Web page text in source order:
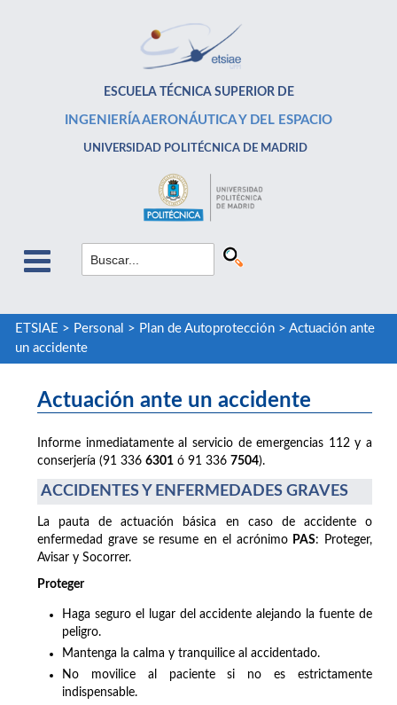
ESCUELA TÉCNICA SUPERIOR DE
INGENIERÍA AERONÁUTICA Y DEL ESPACIO
UNIVERSIDAD POLITÉCNICA DE MADRID
ETSIAE > Personal > Plan de Autoprotección> Actuación ante
un accidente
Actuación ante un accidente
Informe inmediatamente al servicio de emergencias 112 y a
conserjería (91 336 6301 ó 91 336 7504).
ACCIDENTES Y ENFERMEDADES GRAVES
La pauta de actuación básica en caso de accidente o
enfermedad grave se resume en el acrónimo PAS: Proteger,
Avisar y Socorrer.
Proteger
Haga seguro el lugar del accidente alejando la fuente de
peligro.
Mantenga la calma y tranquilice al accidentado.
No movilice al paciente si no es estrictamente
indispensable.